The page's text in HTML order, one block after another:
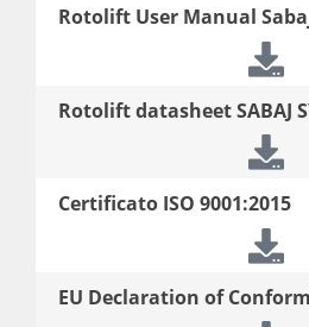
Rotolift User Manual
Rotolift datasheet SABAJ
Certificato ISO 9001:2015
EU Declaration of